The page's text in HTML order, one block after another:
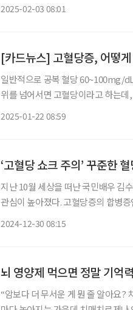
2025-02-03 08:01
[카드뉴스] 고혈당증, 어떻
일반적으로 공복 혈당 60~100mg/
위를 넘어서면 고혈당이라고 하는
2025-01-22 08:59
‘고혈당 쇼크 주의’ 꾸준한
지난 10월 세상을 떠난 국민배우 김
관심이 높아졌다. 고혈당증의 합병
2024-12-30 08:15
뇌 영양제 먹으면 정말 기억
“암보다 더 무서운 게 뭔 줄 알아요?